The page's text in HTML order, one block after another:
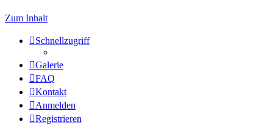
Zum Inhalt
Schnellzugriff
Galerie
FAQ
Kontakt
Anmelden
Registrieren